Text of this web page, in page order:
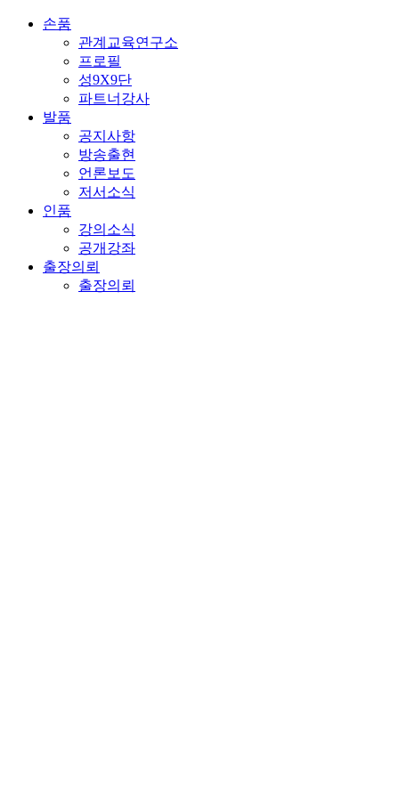
손품
관계교육연구소
프로필
성9X9단
파트너강사
발품
공지사항
방송출현
언론보도
저서소식
인품
강의소식
공개강좌
출장의뢰
출장의뢰